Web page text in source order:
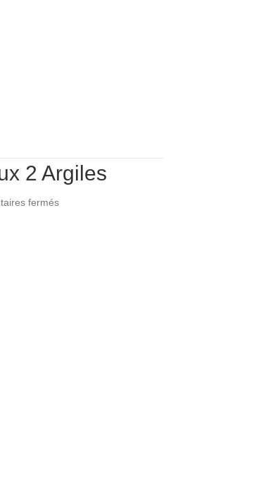
2 Argiles
ferméssur